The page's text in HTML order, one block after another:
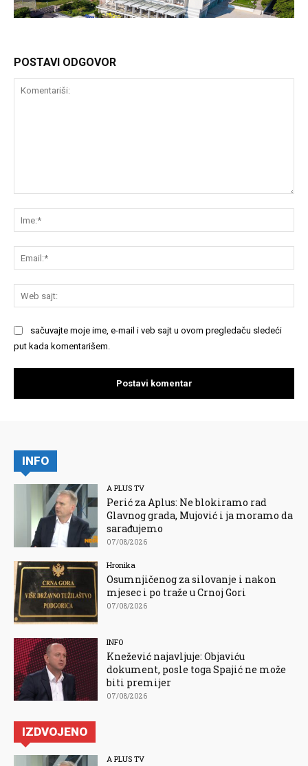
POSTAVI ODGOVOR
sačuvajte moje ime, e-mail i veb sajt u ovom pregledaču sledeći
put kada komentarišem.
INFO
A PLUS TV
Perić za Aplus: Ne blokiramo rad
Glavnog grada, Mujović i ja moramo da
sarađujemo
07/08/2026
Hronika
Osumnjičenog za silovanje i nakon
mjesec i po traže u Crnoj Gori
07/08/2026
INFO
Knežević najavljuje: Objaviću
dokument, posle toga Spajić ne može
biti premijer
07/08/2026
IZDVOJENO
A PLUS TV